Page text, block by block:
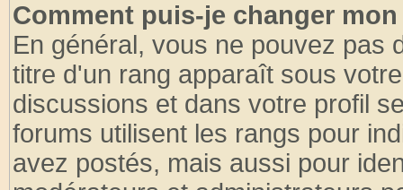
Comment puis-je changer
En général, vous ne pouvez pas
titre d'un rang apparaît sous
discussions et dans votre profil
forums utilisent les rangs pour
avez postés, mais aussi pour